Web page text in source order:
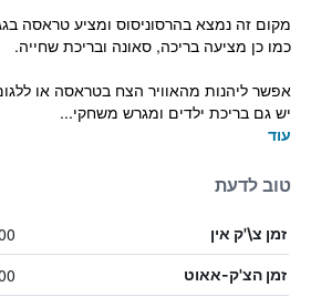
מקום זה נמצא בהרסוניסוס ומציע טראסה בגג
כמו כן מציעה בריכה, סאונה ובריכת שחייה.
אפשר ליהנות מהאוויר הצח בטראסה או
יש גם בריכת ילדים ומגרש משחקי...
עוד
טוב לדעת
זמן צ\'ק אין
זמן הצ'ק-אאוט